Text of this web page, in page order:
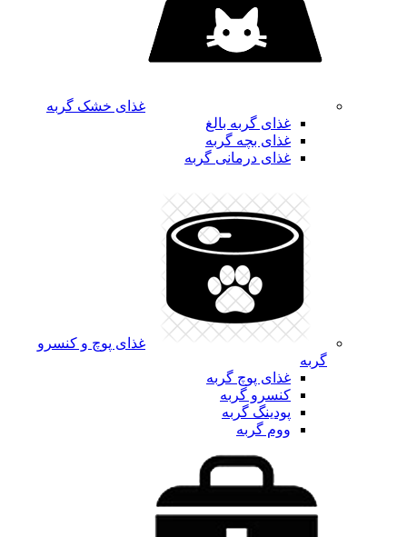
غذای خشک گربه
غذای گربه بالغ
غذای بچه گربه
غذای درمانی گربه
غذای پوچ و کنسرو
گربه
غذای پوچ گربه
کنسرو گربه
پودینگ گربه
ووم گربه